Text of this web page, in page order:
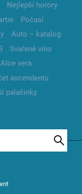
Nejlepší horory
Počasí
Auto – katalog
Svařené víno
Aloe vera
ascendentu
palačinky